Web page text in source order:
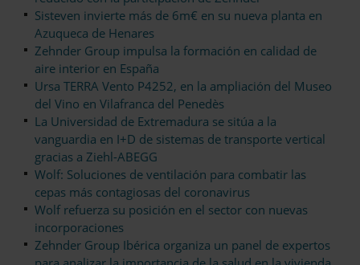
Sisteven invierte más de 6m€ en su nueva planta en
Azuqueca de Henares
Zehnder Group impulsa la formación en calidad de
aire interior en España
Ursa TERRA Vento P4252, en la ampliación del Museo
del Vino en Vilafranca del Penedès
La Universidad de Extremadura se sitúa a la
vanguardia en I+D de sistemas de transporte vertical
gracias a Ziehl-ABEGG
Wolf: Soluciones de ventilación para combatir las
cepas más contagiosas del coronavirus
Wolf refuerza su posición en el sector con nuevas
incorporaciones
Zehnder Group Ibérica organiza un panel de expertos